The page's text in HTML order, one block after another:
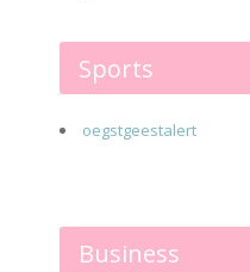
Sports
oegstgeestalert
Business